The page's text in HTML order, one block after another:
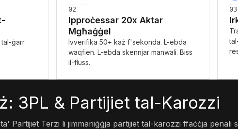
tal-ġarr
02
Ipproċessar 20x Aktar
Mgħaġġel
Ivverifika 50+ każ f'sekonda. L-ebda
waqfien. L-ebda skennjar manwali. Biss
il-fluss.
03
3PL & Partijiet tal-Karozzi
Partijiet Terzi li jimmaniġġja partijiet tal-karozzi ffaċċja